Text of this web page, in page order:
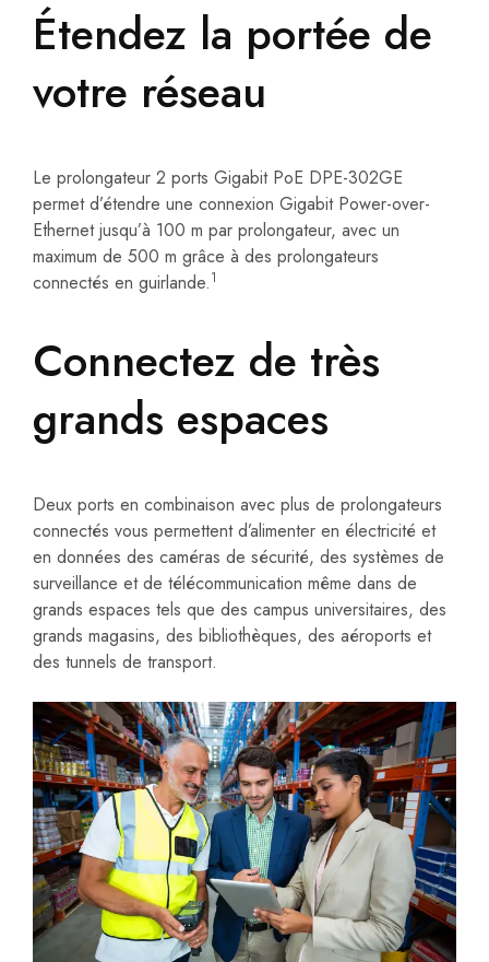
Étendez la portée de
votre réseau
Le prolongateur 2 ports Gigabit PoE DPE-302GE
permet d’étendre une connexion Gigabit Power-over-
Ethernet jusqu’à 100 m par prolongateur, avec un
maximum de 500 m grâce à des prolongateurs
connectés en guirlande.1
Connectez de très
grands espaces
Deux ports en combinaison avec plus de prolongateurs
connectés vous permettent d’alimenter en électricité et
en données des caméras de sécurité, des systèmes de
surveillance et de télécommunication même dans de
grands espaces tels que des campus universitaires, des
grands magasins, des bibliothèques, des aéroports et
des tunnels de transport.